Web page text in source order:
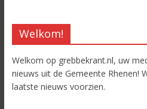
Welkom!
Welkom op grebbekrant.nl, uw
nieuws uit de Gemeente Rhenen!
laatste nieuws voorzien.